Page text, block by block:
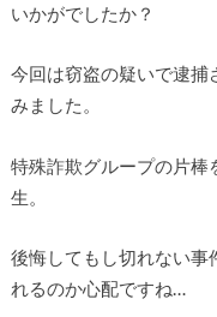
いかがでしたか？
今回は窃盗の疑いで逮捕
みました。
特殊詐欺グループの片棒
生。
後悔してもし切れない事
れるのか心配ですね…